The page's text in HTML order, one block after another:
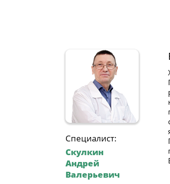
Специалист:
Скулкин
Андрей
Валерьевич